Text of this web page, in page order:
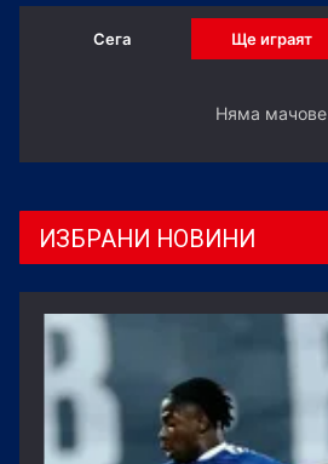
Сега Ще играят
Няма мачове
ИЗБРАНИ НОВИНИ